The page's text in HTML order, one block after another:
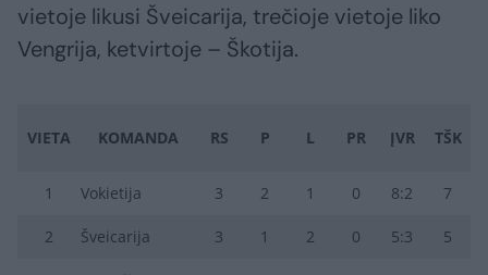
vietoje likusi Šveicarija, trečioje vietoje liko
Vengrija, ketvirtoje – Škotija.
VIETA KOMANDA RS P L PR ĮVR TŠK
1 Vokietija 3 2 1 0 8:2 7
2 Šveicarija 3 1 2 0 5:3 5